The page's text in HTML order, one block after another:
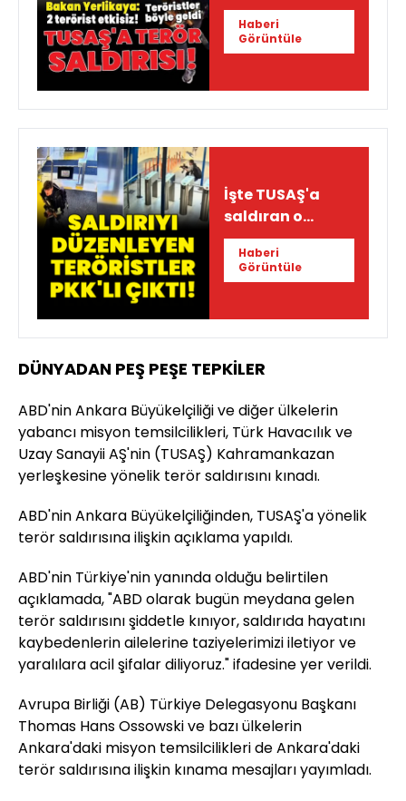
Haberi
Görüntüle
İşte TUSAŞ'a
saldıran o
teröristler ve
saldırı anı
Haberi
Görüntüle
DÜNYADAN PEŞ PEŞE TEPKİLER
ABD'nin Ankara Büyükelçiliği ve diğer ülkelerin
yabancı misyon temsilcilikleri, Türk Havacılık ve
Uzay Sanayii AŞ'nin (TUSAŞ) Kahramankazan
yerleşkesine yönelik terör saldırısını kınadı.
ABD'nin Ankara Büyükelçiliğinden, TUSAŞ'a yönelik
terör saldırısına ilişkin açıklama yapıldı.
ABD'nin Türkiye'nin yanında olduğu belirtilen
açıklamada, "ABD olarak bugün meydana gelen
terör saldırısını şiddetle kınıyor, saldırıda hayatını
kaybedenlerin ailelerine taziyelerimizi iletiyor ve
yaralılara acil şifalar diliyoruz." ifadesine yer verildi.
Avrupa Birliği (AB) Türkiye Delegasyonu Başkanı
Thomas Hans Ossowski ve bazı ülkelerin
Ankara'daki misyon temsilcilikleri de Ankara'daki
terör saldırısına ilişkin kınama mesajları yayımladı.